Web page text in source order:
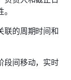
联的周期时间和
段间移动，实时